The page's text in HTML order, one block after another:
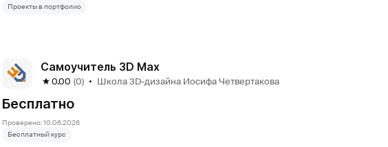
Проекты в портфолио
Самоучитель 3D Max
0.00 (0) Школа 3D-дизайна Иосифа Четвертакова
Бесплатно
Проверено: 10.06.2026
Бесплатный курс